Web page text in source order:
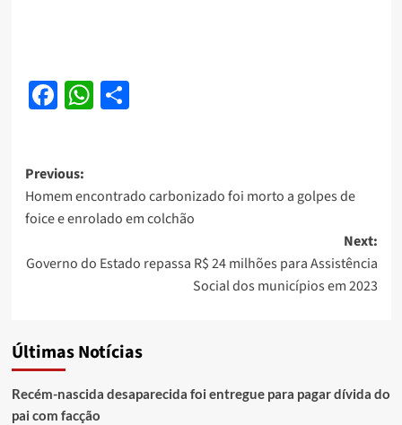
Facebook
WhatsApp
Share
Post
navigation
Previous:
Homem encontrado carbonizado foi morto a golpes de
foice e enrolado em colchão
Next:
Governo do Estado repassa R$ 24 milhões para Assistência
Social dos municípios em 2023
Últimas Notícias
Recém-nascida desaparecida foi entregue para pagar dívida do
pai com facção